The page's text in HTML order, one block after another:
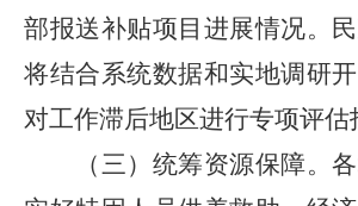
部报送补贴项目进展情况。
将结合系统数据和实地调研开
对工作滞后地区进行专项评估
（三）统筹资源保障。